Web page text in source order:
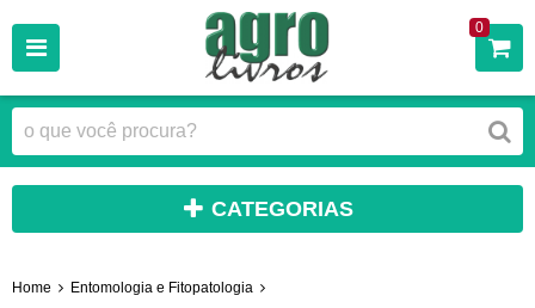
0
CATEGORIAS
Home
Entomologia e Fitopatologia